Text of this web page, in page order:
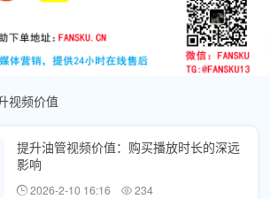
视频价值
提升油管视频价值：购买播放时长的深远
影响
2026-2-10 16:16 234